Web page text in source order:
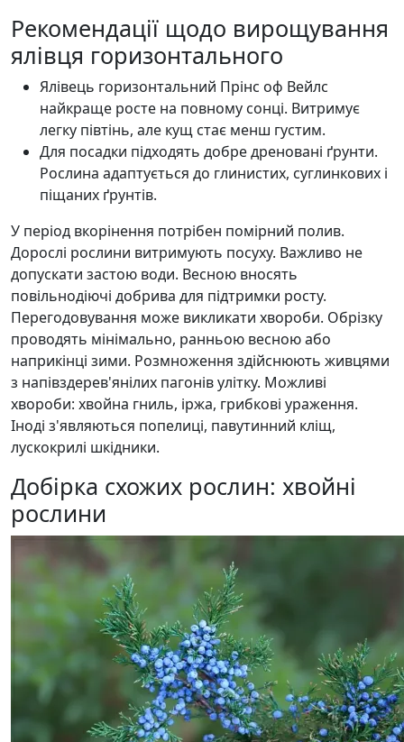
Рекомендації щодо вирощування
ялівця горизонтального
Ялівець горизонтальний Прінс оф Вейлс
найкраще росте на повному сонці. Витримує
легку півтінь, але кущ стає менш густим.
Для посадки підходять добре дреновані ґрунти.
Рослина адаптується до глинистих, суглинкових і
піщаних ґрунтів.
У період вкорінення потрібен помірний полив.
Дорослі рослини витримують посуху. Важливо не
допускати застою води. Весною вносять
повільнодіючі добрива для підтримки росту.
Перегодовування може викликати хвороби. Обрізку
проводять мінімально, ранньою весною або
наприкінці зими. Розмноження здійснюють живцями
з напівздерев'янілих пагонів улітку. Можливі
хвороби: хвойна гниль, іржа, грибкові ураження.
Іноді з'являються попелиці, павутинний кліщ,
лускокрилі шкідники.
Добірка схожих рослин: хвойні
рослини